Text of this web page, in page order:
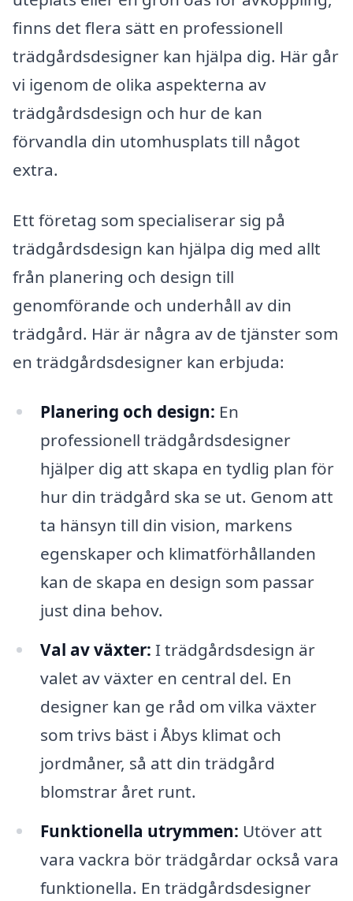
finns det flera sätt en professionell
trädgårdsdesigner kan hjälpa dig. Här går
vi igenom de olika aspekterna av
trädgårdsdesign och hur de kan
förvandla din utomhusplats till något
extra.
Ett företag som specialiserar sig på
trädgårdsdesign kan hjälpa dig med allt
från planering och design till
genomförande och underhåll av din
trädgård. Här är några av de tjänster som
en trädgårdsdesigner kan erbjuda:
Planering och design: En
professionell trädgårdsdesigner
hjälper dig att skapa en tydlig plan för
hur din trädgård ska se ut. Genom att
ta hänsyn till din vision, markens
egenskaper och klimatförhållanden
kan de skapa en design som passar
just dina behov.
Val av växter: I trädgårdsdesign är
valet av växter en central del. En
designer kan ge råd om vilka växter
som trivs bäst i Åbys klimat och
jordmåner, så att din trädgård
blomstrar året runt.
Funktionella utrymmen: Utöver att
vara vackra bör trädgårdar också vara
funktionella. En trädgårdsdesigner